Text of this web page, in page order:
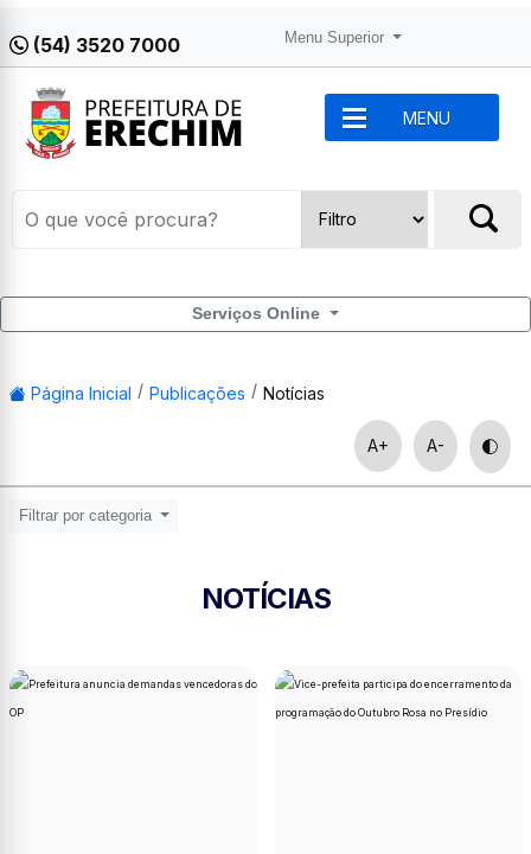
(54) 3520 7000 Menu Superior
MENU
Serviços Online
Página Inicial Publicações Notícias
A+ A-
Filtrar por categoria
NOTÍCIAS